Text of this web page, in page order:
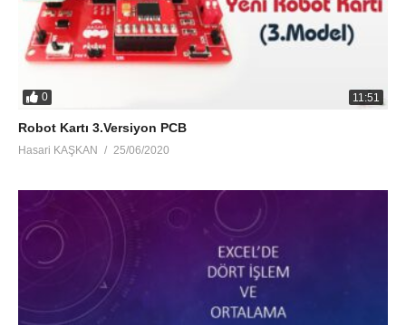
0 11:51
Robot Kartı 3.Versiyon PCB
Hasari KAŞKAN 25/06/2020